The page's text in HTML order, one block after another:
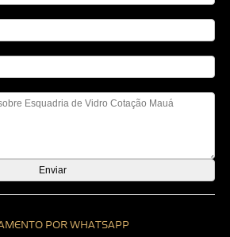
POR WHATSAPP